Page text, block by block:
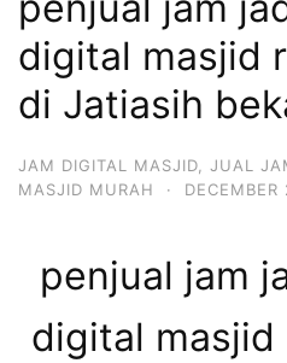
digital masjid
di Jatiasih
JAM DIGITAL MASJID
JUAL
MASJID MURAH
·
penjual jam
digital